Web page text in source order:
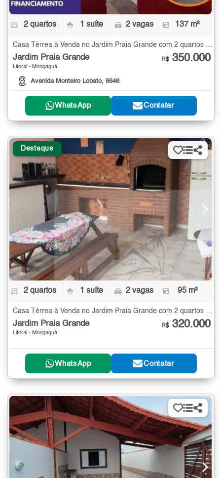
2 quartos 1 suíte 2 vagas 137 m²
Jardim Praia Grande
Litoral - Mongaguá
Avenida Monteiro Lobato, 6646
R$ 350.000
WhatsApp Contatar
Destaque
2 quartos 1 suíte 2 vagas 95 m²
Jardim Praia Grande
Litoral - Mongaguá
R$ 320.000
WhatsApp Contatar